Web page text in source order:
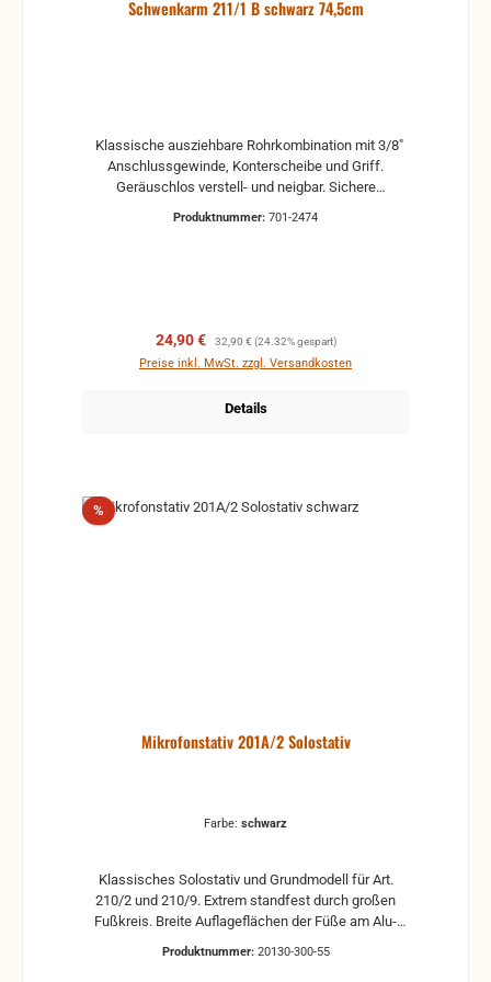
Schwenkarm 211/1 B schwarz 74,5cm
Anschlussgewinde, Konterscheibe und Griff.
Geräuschlos verstell- und neigbar. Sichere
Produktnummer: 701-2474
Verkaufspreis:
24,90 € Regulärer Preis:
32,90 € (24.32% gespart)
Preise inkl. MwSt. zzgl. Versandkosten
Details
%Rabatt
Mikrofonstativ 201A/2 Solostativ
Farbe: schwarz
Klassisches Solostativ und Grundmodell für Art.
210/2 und 210/9. Extrem standfest durch großen
Fußkreis. Breite Auflageflächen der Füße am Alu-
Produktnummer: 20130-300-55